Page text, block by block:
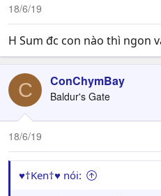
18/6/19
H Sum đc con nào thì ngon
C ConChymBay
Baldur's Gate
18/6/19
♥†Ken†♥ nói: